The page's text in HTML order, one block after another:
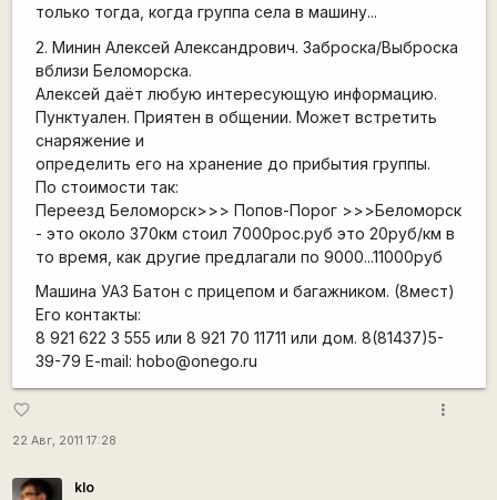
только тогда, когда группа села в машину...
2. Минин Алексей Александрович. Заброска/Выброска
вблизи Беломорска.
Алексей даёт любую интересующую информацию.
Пунктуален. Приятен в общении. Может встретить
снаряжение и
определить его на хранение до прибытия группы.
По стоимости так:
Переезд Беломорск>>> Попов-Порог >>>Беломорск
- это около 370км стоил 7000рос.руб это 20руб/км в
то время, как другие предлагали по 9000...11000руб
Машина УАЗ Батон с прицепом и багажником. (8мест)
Его контакты:
8 921 622 3 555 или 8 921 70 11711 или дом. 8(81437)5-
39-79 E-mail: hobo@onego.ru
favorite_border
22 Авг, 2011 17:28
more_vert
klo